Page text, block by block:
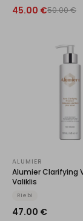
45.00 €50.00€
ALUMIER
Alumier Clarifying
Valiklis
Riebi
47.00 €